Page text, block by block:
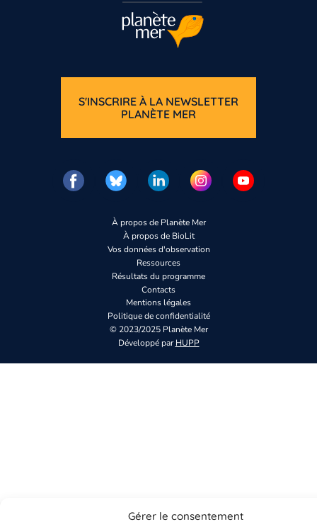
Gérer le consentement
À propos de Planète Mer
À propos de BioLit
Vos données d'observation
Ressources
Résultats du programme
Contacts
Mentions légales
Politique de confidentialité
© 2023/2025 Planète Mer
Développé parHUPP
S'INSCRIRE À LA NEWSLETTER
PLANÈTE MER